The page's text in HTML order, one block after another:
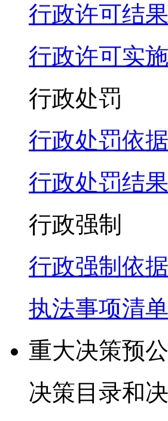
行政许可结
行政许可实
行政处罚
行政处罚依据
行政处罚结
行政强制
行政强制依据
执法事项清单
重大决策预
决策目录